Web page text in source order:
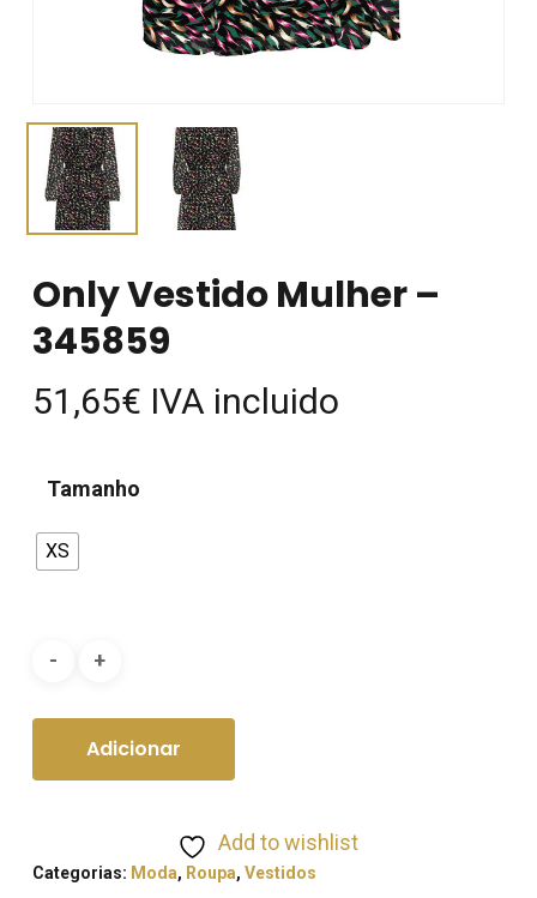
Only Vestido Mulher –
345859
51,65€ IVA incluido
Tamanho
XS
Adicionar
Add to wishlist
Categorias: Moda, Roupa, Vestidos